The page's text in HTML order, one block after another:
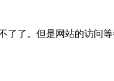
了了。但是网站的访问